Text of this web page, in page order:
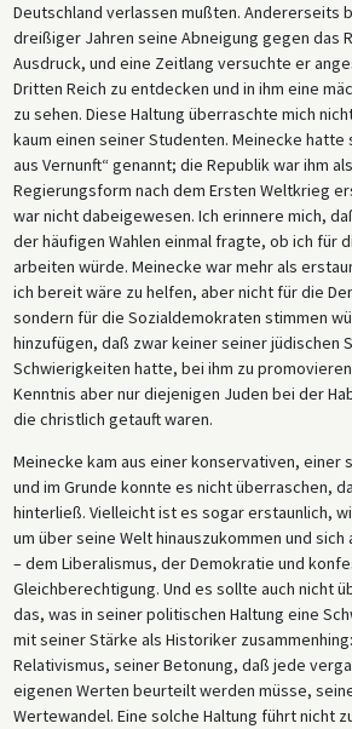
Deutschland verlassen mußten. Andererseits
dreißiger Jahren seine Abneigung gegen das
Ausdruck, und eine Zeitlang versuchte er
Dritten Reich zu entdecken und in ihm eine
zu sehen. Diese Haltung überraschte mich
kaum einen seiner Studenten. Meinecke hatte
aus Vernunft“ genannt; die Republik war ihm
Regierungsform nach dem Ersten Weltkrieg
war nicht dabeigewesen. Ich erinnere mich,
der häufigen Wahlen einmal fragte, ob ich für
arbeiten würde. Meinecke war mehr als
ich bereit wäre zu helfen, aber nicht für die
sondern für die Sozialdemokraten stimmen
hinzufügen, daß zwar keiner seiner jüdischen
Schwierigkeiten hatte, bei ihm zu
Kenntnis aber nur diejenigen Juden bei der
die christlich getauft waren.
Meinecke kam aus einer konservativen, einer
und im Grunde konnte es nicht überraschen,
hinterließ. Vielleicht ist es sogar erstaunlich,
um über seine Welt hinauszukommen und
– dem Liberalismus, der Demokratie und
Gleichberechtigung. Und es sollte auch nicht
das, was in seiner politischen Haltung eine
mit seiner Stärke als Historiker
Relativismus, seiner Betonung, daß jede
eigenen Werten beurteilt werden müsse,
Wertewandel. Eine solche Haltung führt nicht